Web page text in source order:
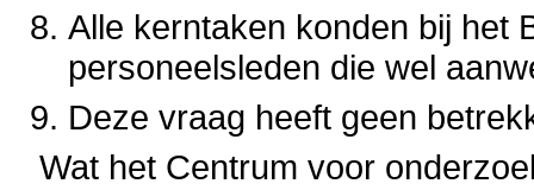
Alle kerntaken konden bij het
personeelsleden die wel
Deze vraag heeft geen
Wat het Centrum voor